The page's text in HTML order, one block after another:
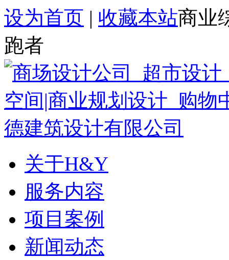
设为首页 | 收藏本站商业
跑者
关于H&Y
服务内容
项目案例
新闻动态